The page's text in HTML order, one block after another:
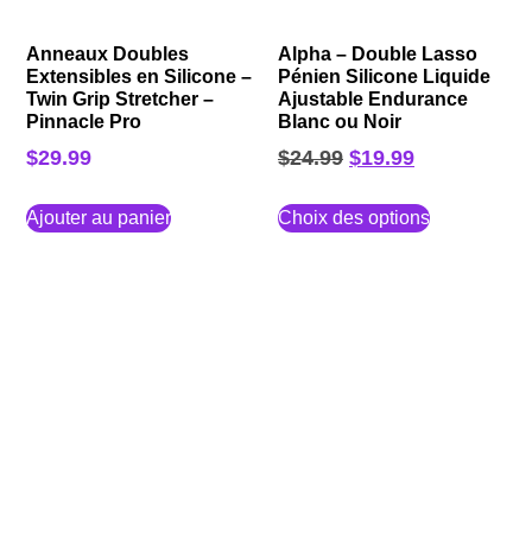
Anneaux Doubles
Extensibles en Silicone –
Twin Grip Stretcher –
Pinnacle Pro
$29.99
Ajouter au panier
Alpha – Double Lasso
Pénien Silicone Liquide
Ajustable Endurance
Blanc ou Noir
$24.99 $19.99
Choix des options